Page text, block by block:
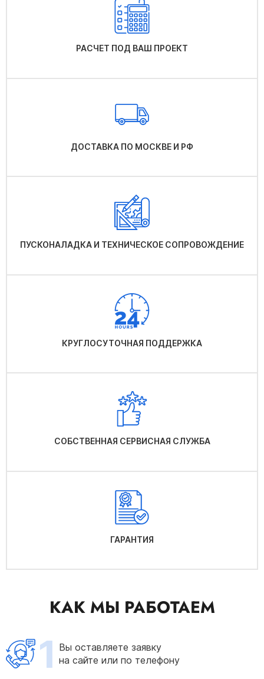
РАСЧЕТ ПОД ВАШ ПРОЕКТ
ДОСТАВКА ПО МОСКВЕ И РФ
ПУСКОНАЛАДКА И ТЕХНИЧЕСКОЕ СОПРОВОЖДЕНИЕ
КРУГЛОСУТОЧНАЯ ПОДДЕРЖКА
СОБСТВЕННАЯ СЕРВИСНАЯ СЛУЖБА
ГАРАНТИЯ
КАК МЫ РАБОТАЕМ
1 Вы оставляете заявку
на сайте или по телефону